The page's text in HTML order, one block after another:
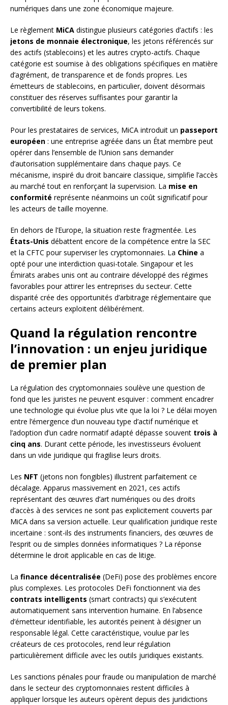
numériques dans une zone économique majeure.
Le règlement MiCA distingue plusieurs catégories d’actifs : les
jetons de monnaie électronique, les jetons référencés sur
des actifs (stablecoins) et les autres crypto-actifs. Chaque
catégorie est soumise à des obligations spécifiques en matière
d’agrément, de transparence et de fonds propres. Les
émetteurs de stablecoins, en particulier, doivent désormais
constituer des réserves suffisantes pour garantir la
convertibilité de leurs tokens.
Pour les prestataires de services, MiCA introduit un passeport
européen : une entreprise agréée dans un État membre peut
opérer dans l’ensemble de l’Union sans demander
d’autorisation supplémentaire dans chaque pays. Ce
mécanisme, inspiré du droit bancaire classique, simplifie l’accès
au marché tout en renforçant la supervision. La mise en
conformité représente néanmoins un coût significatif pour
les acteurs de taille moyenne.
En dehors de l’Europe, la situation reste fragmentée. Les
États-Unis débattent encore de la compétence entre la SEC
et la CFTC pour superviser les cryptomonnaies. La Chine a
opté pour une interdiction quasi-totale. Singapour et les
Émirats arabes unis ont au contraire développé des régimes
favorables pour attirer les entreprises du secteur. Cette
disparité crée des opportunités d’arbitrage réglementaire que
certains acteurs exploitent délibérément.
Quand la régulation rencontre
l’innovation : un enjeu juridique
de premier plan
La régulation des cryptomonnaies soulève une question de
fond que les juristes ne peuvent esquiver : comment encadrer
une technologie qui évolue plus vite que la loi ? Le délai moyen
entre l’émergence d’un nouveau type d’actif numérique et
l’adoption d’un cadre normatif adapté dépasse souvent trois à
cinq ans. Durant cette période, les investisseurs évoluent
dans un vide juridique qui fragilise leurs droits.
Les NFT (jetons non fongibles) illustrent parfaitement ce
décalage. Apparus massivement en 2021, ces actifs
représentant des œuvres d’art numériques ou des droits
d’accès à des services ne sont pas explicitement couverts par
MiCA dans sa version actuelle. Leur qualification juridique reste
incertaine : sont-ils des instruments financiers, des œuvres de
l’esprit ou de simples données informatiques ? La réponse
détermine le droit applicable en cas de litige.
La finance décentralisée (DeFi) pose des problèmes encore
plus complexes. Les protocoles DeFi fonctionnent via des
contrats intelligents (smart contracts) qui s’exécutent
automatiquement sans intervention humaine. En l’absence
d’émetteur identifiable, les autorités peinent à désigner un
responsable légal. Cette caractéristique, voulue par les
créateurs de ces protocoles, rend leur régulation
particulièrement difficile avec les outils juridiques existants.
Les sanctions pénales pour fraude ou manipulation de marché
dans le secteur des cryptomonnaies restent difficiles à
appliquer lorsque les auteurs opèrent depuis des juridictions